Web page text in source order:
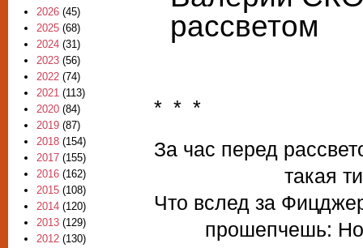
рассветом
* * *
За час перед
такая
Что вслед за
прошепчешь:
2026 (45)
2025 (68)
2024 (31)
2023 (56)
2022 (74)
2021 (113)
2020 (84)
2019 (87)
2018 (154)
2017 (155)
2016 (162)
2015 (108)
2014 (120)
2013 (129)
2012 (130)